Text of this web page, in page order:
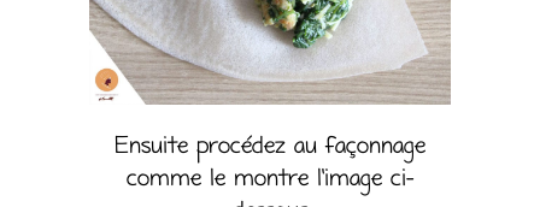
Ensuite procédez au façonnage
comme le montre l’image ci-